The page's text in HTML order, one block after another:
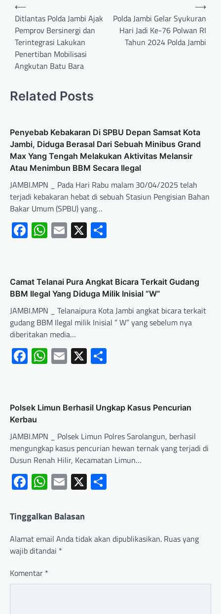
⟵
Ditlantas Polda Jambi Ajak
Pemprov Bersinergi dan
Terintegrasi Lakukan
Penertiban Mobilisasi
Angkutan Batu Bara
Polda Jambi Gelar Syukuran
Hari Jadi Ke-76 Polwan RI
Tahun 2024 Polda Jambi
⟶
Related Posts
Penyebab Kebakaran Di SPBU Depan Samsat Kota
Jambi, Diduga Berasal Dari Sebuah Minibus Grand
Max Yang Tengah Melakukan Aktivitas Melansir
Atau Menimbun BBM Secara Ilegal
JAMBI.MPN _ Pada Hari Rabu malam 30/04/2025 telah
terjadi kebakaran hebat di sebuah Stasiun Pengisian Bahan
Bakar Umum (SPBU) yang…
Facebook
WhatsApp
Email
X
Camat Telanai Pura Angkat Bicara Terkait Gudang
BBM Ilegal Yang Diduga Milik Inisial “W”
JAMBI.MPN _ Telanaipura Kota Jambi angkat bicara terkait
gudang BBM Ilegal milik Inisial ” W” yang sebelum nya
diberitakan media…
Facebook
WhatsApp
Email
X
Polsek Limun Berhasil Ungkap Kasus Pencurian
Kerbau
JAMBI.MPN _ Polsek Limun Polres Sarolangun, berhasil
mengungkap kasus pencurian hewan ternak yang terjadi di
Dusun Renah Hilir, Kecamatan Limun…
Facebook
WhatsApp
Email
X
Tinggalkan Balasan
Alamat email Anda tidak akan dipublikasikan. Ruas yang
wajib ditandai *
Komentar *